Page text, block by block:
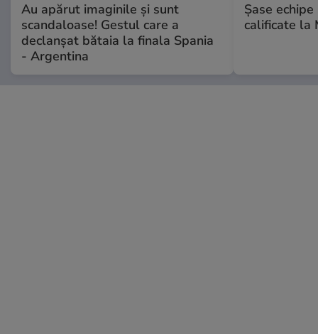
Au apărut imaginile și sunt
scandaloase! Gestul care a
declanșat bătaia la finala Spania
- Argentina
Șase
calificate la